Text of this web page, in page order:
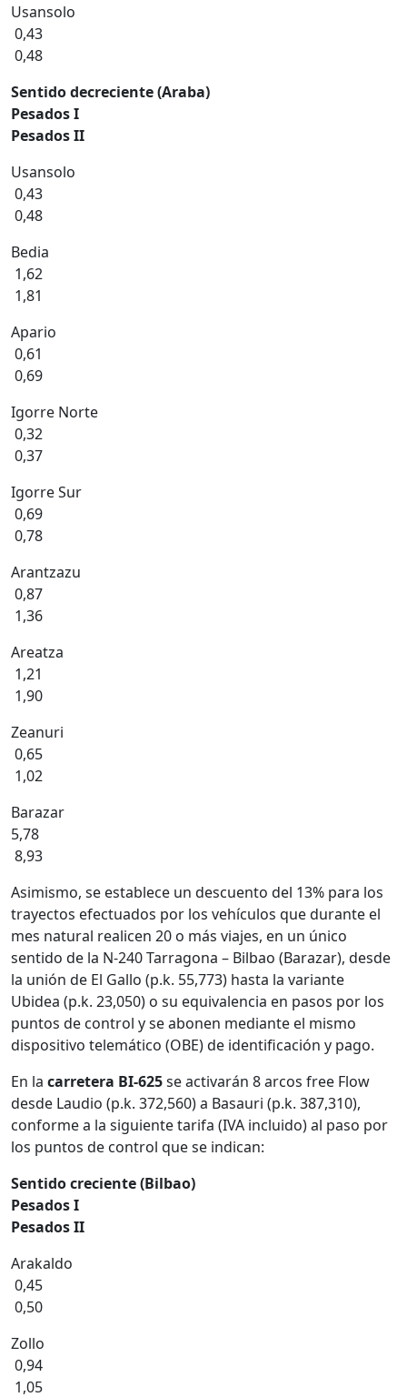
Usansolo
0,43
0,48
Sentido decreciente (Araba)
Pesados I
Pesados II
Usansolo
0,43
0,48
Bedia
1,62
1,81
Apario
0,61
0,69
Igorre Norte
0,32
0,37
Igorre Sur
0,69
0,78
Arantzazu
0,87
1,36
Areatza
1,21
1,90
Zeanuri
0,65
1,02
Barazar
5,78
8,93
Asimismo, se establece un descuento del 13% para los
trayectos efectuados por los vehículos que durante el
mes natural realicen 20 o más viajes, en un único
sentido de la N-240 Tarragona – Bilbao (Barazar), desde
la unión de El Gallo (p.k. 55,773) hasta la variante
Ubidea (p.k. 23,050) o su equivalencia en pasos por los
puntos de control y se abonen mediante el mismo
dispositivo telemático (OBE) de identificación y pago.
En la carretera BI-625se activarán 8 arcos free Flow
desde Laudio (p.k. 372,560) a Basauri (p.k. 387,310),
conforme a la siguiente tarifa (IVA incluido) al paso por
los puntos de control que se indican:
Sentido creciente (Bilbao)
Pesados I
Pesados II
Arakaldo
0,45
0,50
Zollo
0,94
1,05